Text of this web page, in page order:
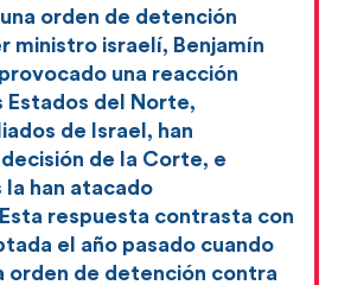
orden de detención
ministro israelí, Benjamín
una reacción
Estados del Norte,
de Israel, han
de la Corte, e
la han atacado
respuesta contrasta con
el año pasado cuando
orden de detención contra